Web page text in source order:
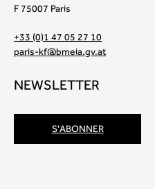
F 75007 Paris
+33 (0)1 47 05 27 10
paris-kf@bmeia.gv.at
NEWSLETTER
S'ABONNER